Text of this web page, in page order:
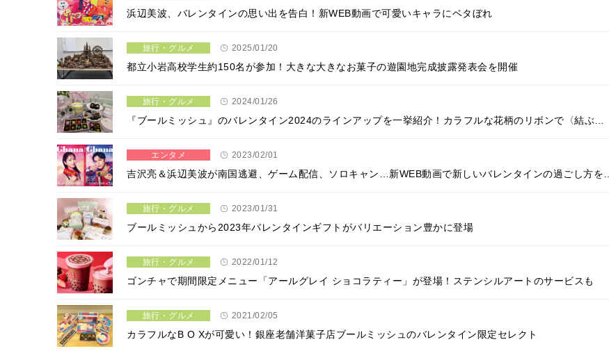
浜辺美波、バレンタインの思い出を告白！新WEB動画で可愛いキャラにベタぼれ
旅行・グルメ 2025/01/20
都立小岩高校学生約150名が参加！大きな大きなお菓子の遊園地完成披露発表会を開催
旅行・グルメ 2024/01/26
『ブールミッシュ』のバレンタイン2024のラインアップを一挙紹介！カラフルな花柄のリボンで〈結ぶ…
エンタメ 2023/02/01
吉沢亮＆浜辺美波が南国逃避、ゲーム配信、ソロキャン…新WEB動画で新しいバレンタインの過ごし方を…
旅行・グルメ 2023/01/31
ブールミッシュから2023年バレンタインギフトがバリエーション豊かに登場
旅行・グルメ 2022/01/12
ゴンチャで期間限定メニュー「アールグレイ ショコラティー」が登場！ステンシルアートのサービスも
旅行・グルメ 2021/02/05
カラフルなB O Xが可愛い！銀座老舗洋菓子店ブールミッシュのバレンタイン限定セレクト